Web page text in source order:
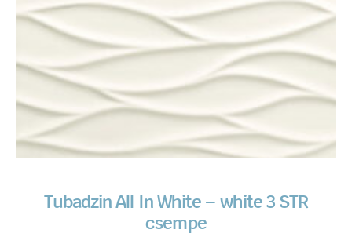
Tubadzin All In White – white 3 STR
csempe